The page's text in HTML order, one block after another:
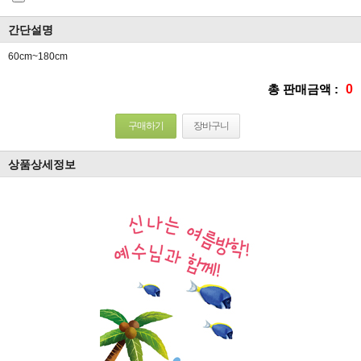
간단설명
60cm~180cm
총 판매금액 : 0
구매하기 장바구니
상품상세정보